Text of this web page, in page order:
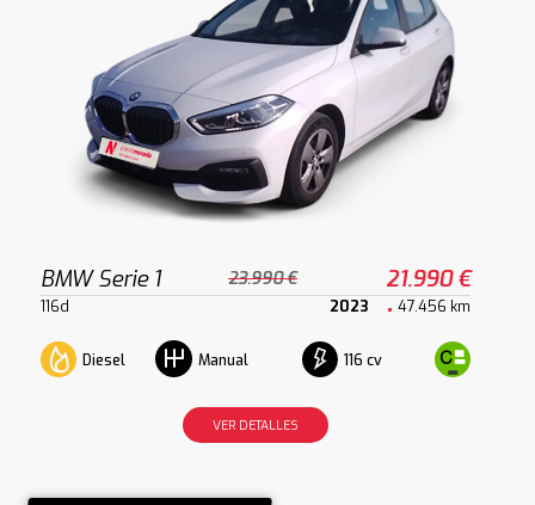
BMW Serie 1 23.990 € 21.990 €
116d 2023 47.456 km
Diesel Manual 116 cv
VER DETALLES